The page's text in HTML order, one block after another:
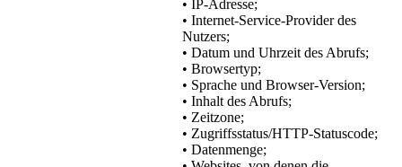
• IP-Adresse;
• Internet-Service-Provider des
Nutzers;
• Datum und Uhrzeit des Abrufs;
• Browsertyp;
• Sprache und Browser-Version;
• Inhalt des Abrufs;
• Zeitzone;
• Zugriffsstatus/HTTP-Statuscode;
• Datenmenge;